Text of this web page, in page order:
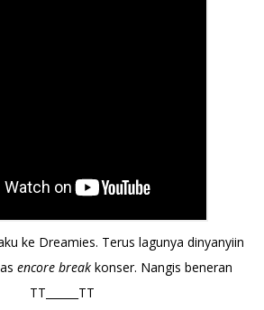
ke Dreamies. Terus lagunya dinyanyiin
encore break konser. Nangis beneran
TT______TT